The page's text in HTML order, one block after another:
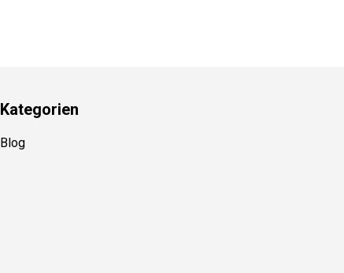
Kategorien